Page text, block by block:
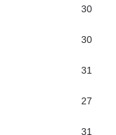
30
30
31
27
31